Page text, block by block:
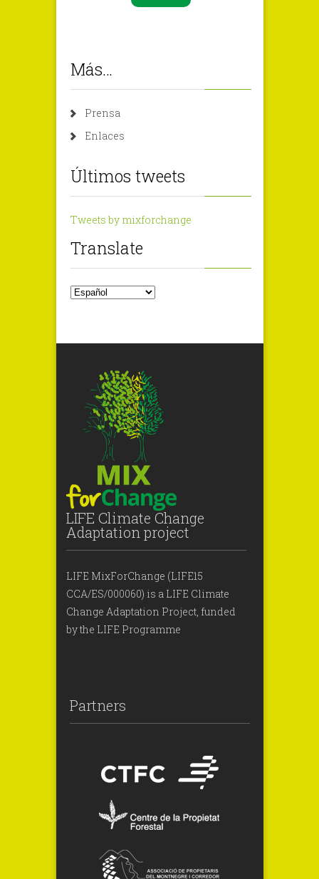
Más…
Prensa
Enlaces
Últimos tweets
Tweets by mixforchange
Translate
LIFE Climate Change
Adaptation project
LIFE MixForChange (LIFE15
CCA/ES/000060) is a LIFE Climate
Change Adaptation Project, funded
by the LIFE Programme
Partners